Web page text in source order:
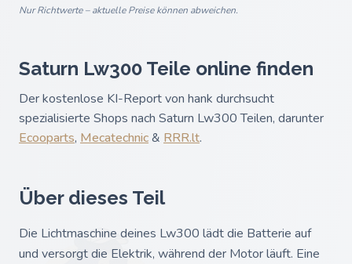
Nur Richtwerte – aktuelle Preise können abweichen.
Saturn Lw300 Teile online finden
Der kostenlose KI-Report von hank durchsucht
spezialisierte Shops nach Saturn Lw300 Teilen, darunter
Ecooparts, Mecatechnic& RRR.lt.
Über dieses Teil
Die Lichtmaschine deines Lw300 lädt die Batterie auf
und versorgt die Elektrik, während der Motor läuft. Eine